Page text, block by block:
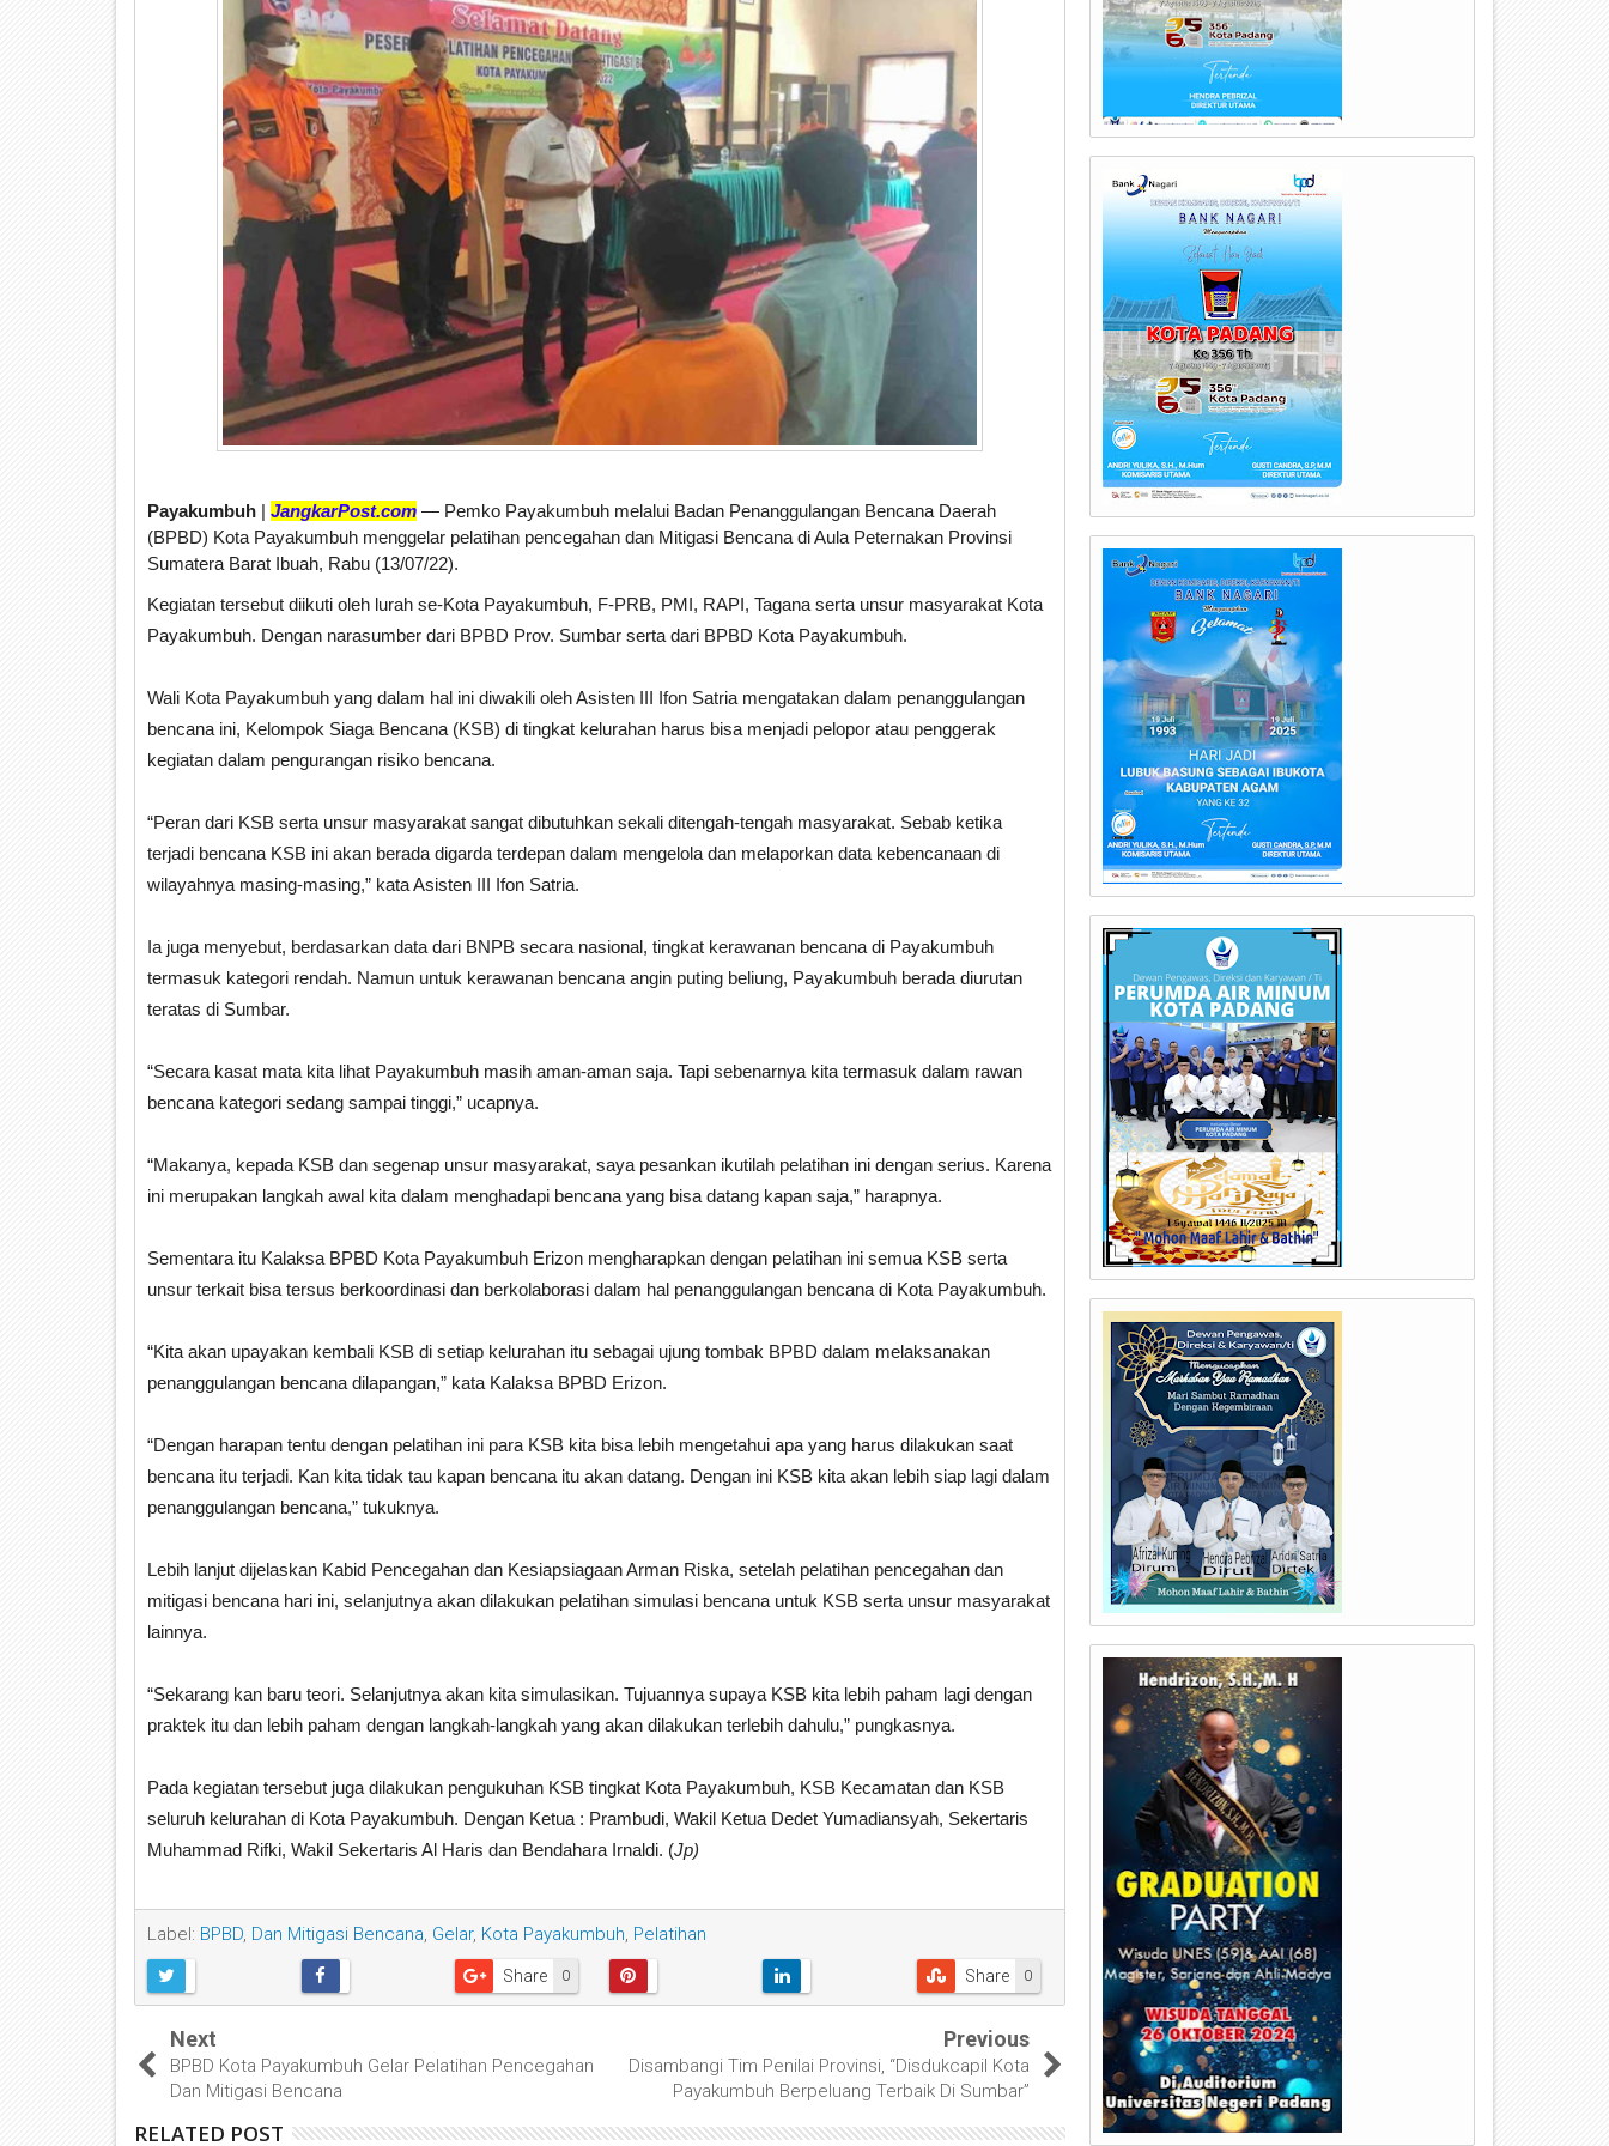
Payakumbuh | JangkarPost.com — Pemko Payakumbuh melalui Badan Penanggulangan Bencana Daerah
(BPBD) Kota Payakumbuh menggelar pelatihan pencegahan dan Mitigasi Bencana di Aula Peternakan Provinsi
Sumatera Barat Ibuah, Rabu (13/07/22).
Kegiatan tersebut diikuti oleh lurah se-Kota Payakumbuh, F-PRB, PMI, RAPI, Tagana serta unsur masyarakat Kota
Payakumbuh. Dengan narasumber dari BPBD Prov. Sumbar serta dari BPBD Kota Payakumbuh.
Wali Kota Payakumbuh yang dalam hal ini diwakili oleh Asisten III Ifon Satria mengatakan dalam penanggulangan
bencana ini, Kelompok Siaga Bencana (KSB) di tingkat kelurahan harus bisa menjadi pelopor atau penggerak
kegiatan dalam pengurangan risiko bencana.
“Peran dari KSB serta unsur masyarakat sangat dibutuhkan sekali ditengah-tengah masyarakat. Sebab ketika
terjadi bencana KSB ini akan berada digarda terdepan dalam mengelola dan melaporkan data kebencanaan di
wilayahnya masing-masing,” kata Asisten III Ifon Satria.
Ia juga menyebut, berdasarkan data dari BNPB secara nasional, tingkat kerawanan bencana di Payakumbuh
termasuk kategori rendah. Namun untuk kerawanan bencana angin puting beliung, Payakumbuh berada diurutan
teratas di Sumbar.
“Secara kasat mata kita lihat Payakumbuh masih aman-aman saja. Tapi sebenarnya kita termasuk dalam rawan
bencana kategori sedang sampai tinggi,” ucapnya.
“Makanya, kepada KSB dan segenap unsur masyarakat, saya pesankan ikutilah pelatihan ini dengan serius. Karena
ini merupakan langkah awal kita dalam menghadapi bencana yang bisa datang kapan saja,” harapnya.
Sementara itu Kalaksa BPBD Kota Payakumbuh Erizon mengharapkan dengan pelatihan ini semua KSB serta
unsur terkait bisa tersus berkoordinasi dan berkolaborasi dalam hal penanggulangan bencana di Kota Payakumbuh.
“Kita akan upayakan kembali KSB di setiap kelurahan itu sebagai ujung tombak BPBD dalam melaksanakan
penanggulangan bencana dilapangan,” kata Kalaksa BPBD Erizon.
“Dengan harapan tentu dengan pelatihan ini para KSB kita bisa lebih mengetahui apa yang harus dilakukan saat
bencana itu terjadi. Kan kita tidak tau kapan bencana itu akan datang. Dengan ini KSB kita akan lebih siap lagi dalam
penanggulangan bencana,” tukuknya.
Lebih lanjut dijelaskan Kabid Pencegahan dan Kesiapsiagaan Arman Riska, setelah pelatihan pencegahan dan
mitigasi bencana hari ini, selanjutnya akan dilakukan pelatihan simulasi bencana untuk KSB serta unsur masyarakat
lainnya.
“Sekarang kan baru teori. Selanjutnya akan kita simulasikan. Tujuannya supaya KSB kita lebih paham lagi dengan
praktek itu dan lebih paham dengan langkah-langkah yang akan dilakukan terlebih dahulu,” pungkasnya.
Pada kegiatan tersebut juga dilakukan pengukuhan KSB tingkat Kota Payakumbuh, KSB Kecamatan dan KSB
seluruh kelurahan di Kota Payakumbuh. Dengan Ketua : Prambudi, Wakil Ketua Dedet Yumadiansyah, Sekertaris
Muhammad Rifki, Wakil Sekertaris Al Haris dan Bendahara Irnaldi. (Jp)
Label: BPBD, Dan Mitigasi Bencana, Gelar, Kota Payakumbuh, Pelatihan
0
Share 0
Share
Next
BPBD Kota Payakumbuh Gelar Pelatihan Pencegahan
Dan Mitigasi Bencana
Previous
Disambangi Tim Penilai Provinsi, “Disdukcapil Kota
Payakumbuh Berpeluang Terbaik Di Sumbar”
RELATED POST